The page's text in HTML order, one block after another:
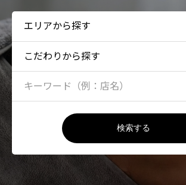
こだわりから探す
検索する